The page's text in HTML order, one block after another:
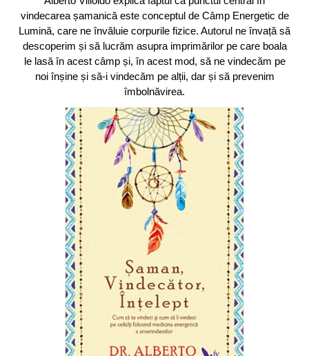
vindecarea șamanică este conceptul de Câmp Energetic de
Lumină, care ne învăluie corpurile fizice. Autorul ne învață să
descoperim și să lucrăm asupra imprimărilor pe care boala
le lasă în acest câmp și, în acest mod, să ne vindecăm pe
noi înșine și să-i vindecăm pe alții, dar și să prevenim
îmbolnăvirea.